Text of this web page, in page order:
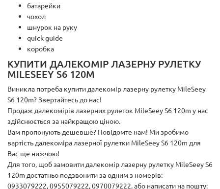
батарейки
чохол
шнурок на руку
quick guide
коробка
КУПИТИ ДАЛЕКОМІР ЛАЗЕРНУ РУЛЕТКУ
MILESEEY S6 120M
Виникла потреба купити далекомір лазерну рулетку MileSeey
S6 120m? Звертайтесь до нас!
Продаж далекомірів лазерних рулеток MileSeey S6 120m у нас
здійснюється за найкращою ціною.
Вам пропонують дешевше? Повідомте нам! Ми зробимо
вартість далекоміра лазерної рулетки MileSeey S6 120m для
Вас ще нижчою!
Для того, щоб замовити далекомір лазерну рулетку MileSeey S6
120m достатньо подзвонити за одним з номерів:
0933079222, 0955079222, 0970079222, або написати на пошту: